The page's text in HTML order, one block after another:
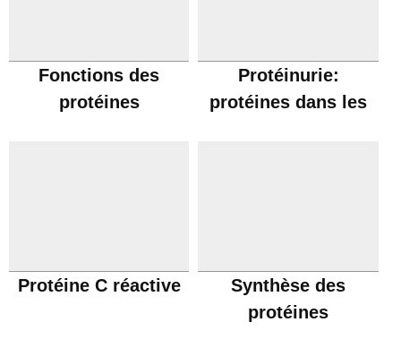
Fonctions des
protéines
Protéinurie:
protéines dans les
Protéine C réactive
Synthèse des
protéines